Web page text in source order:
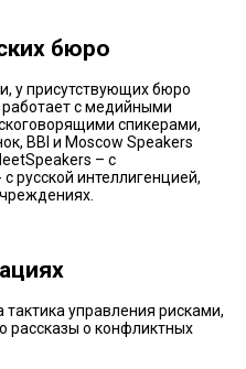
бюро
у присутствующих бюро
с медийными
спикерами,
BBI и Moscow Speakers
– с
русской интеллигенцией,
управления рисками,
рассказы о конфликтных